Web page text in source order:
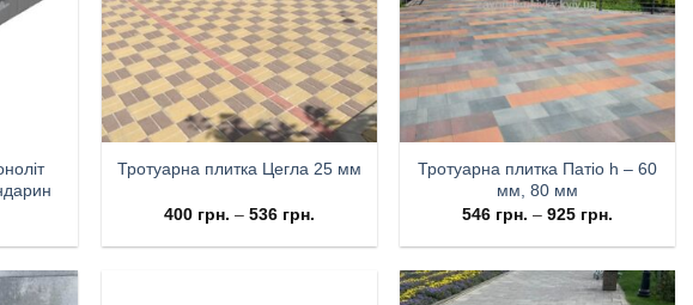
Тротуарна плитка Цегла 25 мм
400 грн. – 536 грн.
Тротуарна плитка Патіо h – 60
мм, 80 мм
546 грн. –925 грн.